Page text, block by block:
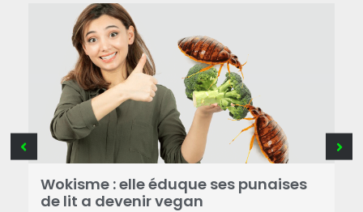
Wokisme : elle éduque ses punaises
de lit a devenir vegan